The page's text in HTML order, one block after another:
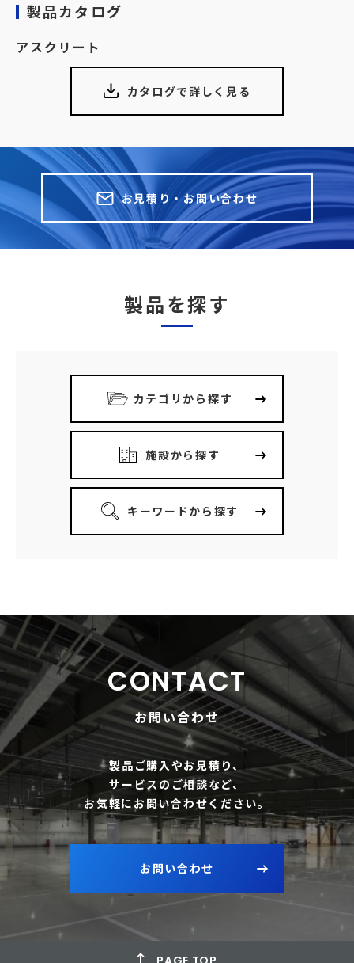
製品カタログ
アスクリート
カタログで詳しく見る
お見積り・お問い合わせ
製品を探す
カテゴリから探す
施設から探す
キーワードから探す
CONTACT
お問い合わせ
製品ご購入やお見積り、
サービスのご相談など、
お気軽にお問い合わせください。
お問い合わせ